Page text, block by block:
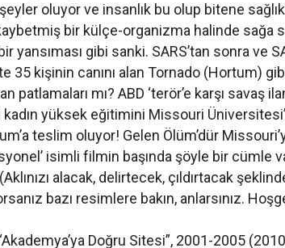
oluyor ve insanlık bu olup bitene
bir külçe-organizma halinde sağa
bir yansıması gibi sanki. SARS’tan sonra ve
35 kişinin canını alan Tornado (Hortum)
patlamaları mı? ABD ‘terör’e karşı
kadın yüksek eğitimini Missouri
teslim oluyor! Gelen Ölüm’dür
isimli filmin başında şöyle bir cümle
alacak, delirtecek, çıldırtacak
bazı resimlere bakın, anlarsınız.
Doğru Sitesi”, 2001-2005